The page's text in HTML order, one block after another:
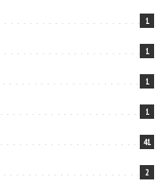
1
1
1
1
41
2